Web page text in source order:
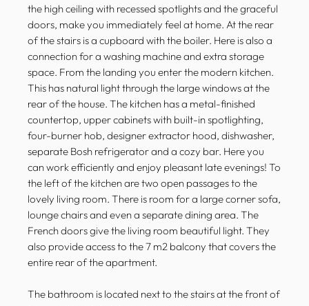
the high ceiling with recessed spotlights and the graceful
doors, make you immediately feel at home. At the rear
of the stairs is a cupboard with the boiler. Here is also a
connection for a washing machine and extra storage
space. From the landing you enter the modern kitchen.
This has natural light through the large windows at the
rear of the house. The kitchen has a metal-finished
countertop, upper cabinets with built-in spotlighting,
four-burner hob, designer extractor hood, dishwasher,
separate Bosh refrigerator and a cozy bar. Here you
can work efficiently and enjoy pleasant late evenings! To
the left of the kitchen are two open passages to the
lovely living room. There is room for a large corner sofa,
lounge chairs and even a separate dining area. The
French doors give the living room beautiful light. They
also provide access to the 7 m2 balcony that covers the
entire rear of the apartment.
The bathroom is located next to the stairs at the front of